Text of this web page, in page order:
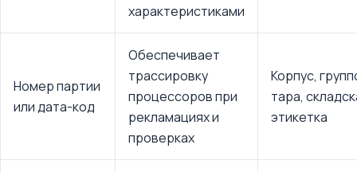
характеристиками
Номер партии
или дата-код
Обеспечивает
трассировку
процессоров при
рекламациях и
проверках
Корпус,
тара,
этикетка